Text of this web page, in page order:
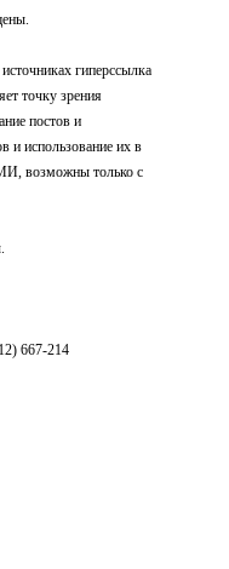
гиперссылка
точку зрения
постов и
и использование их в
возможны только с
667-214